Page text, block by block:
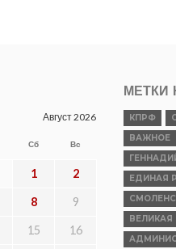
Август 2026
Сб Вс
1 2
8 9
15 16
МЕТКИ
КПРФ
ВАЖНОЕ
ЕДИНАЯ
ВЕЛИКАЯ